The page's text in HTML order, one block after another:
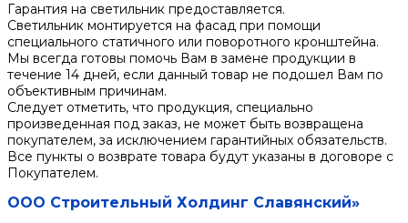
Гарантия на светильник предоставляется.
Светильник монтируется на фасад при помощи
специального статичного или поворотного кронштейна.
Мы всегда готовы помочь Вам в замене продукции в
течение 14 дней, если данный товар не подошел Вам по
объективным причинам.
Следует отметить, что продукция, специально
произведенная под заказ, не может быть возвращена
покупателем, за исключением гарантийных обязательств.
Все пункты о возврате товара будут указаны в договоре с
Покупателем.
ООО Строительный Холдинг Славянский»